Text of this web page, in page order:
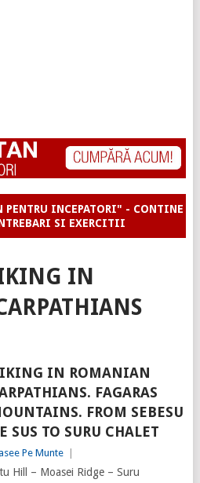
PENTRU INCEPATORI" - CONTINE
SI EXERCITII
IN
IN ROMANIAN
FAGARAS
FROM SEBESU
SUS TO SURU CHALET
Pe Munte
Hill – Moasei Ridge – Suru